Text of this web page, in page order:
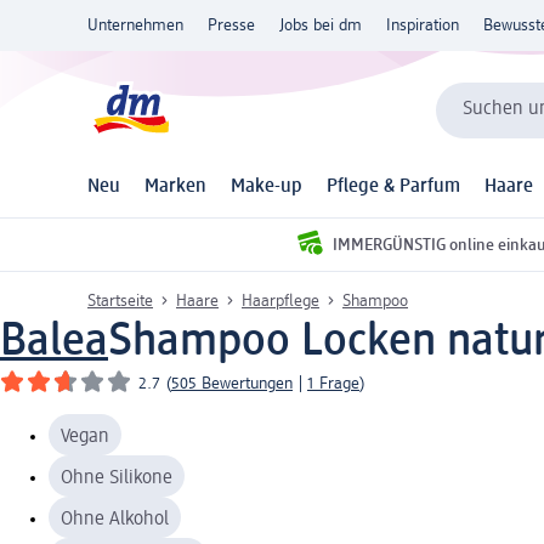
Unternehmen Presse Jobs bei dm Inspiration
Suchen
Neu Marken Make-up Pflege & Parfum Haare
IMMERGÜNSTIG online
Startseite Haare Haarpflege Shampoo
BaleaShampoo Locken
2.7 (505 Bewertungen 1 Frage)
Vegan
Ohne Silikone
Ohne Alkohol